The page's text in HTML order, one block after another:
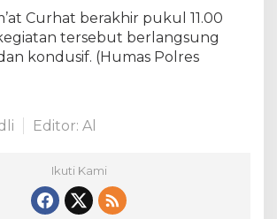
Curhat berakhir pukul 11.00
tersebut berlangsung
kondusif. (Humas Polres
Editor: Al
Ikuti Kami